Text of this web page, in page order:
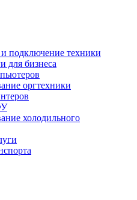
подключение техники
для бизнеса
оргтехники
холодильного